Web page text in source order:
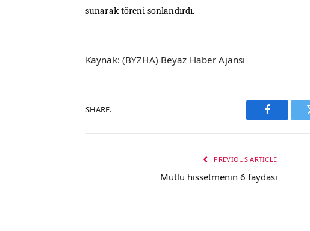
sunarak töreni sonlandırdı.
Kaynak: (BYZHA) Beyaz Haber Ajansı
SHARE.
Facebook
PREVIOUS ARTICLE
Mutlu hissetmenin 6 faydası